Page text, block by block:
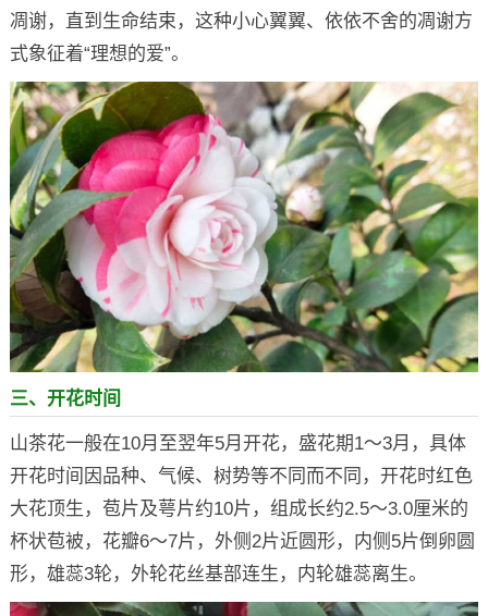
凋谢，直到生命结束，这种小心翼翼、依依不舍的凋谢方
式象征着“理想的爱”。
三、开花时间
山茶花一般在10月至翌年5月开花，盛花期1～3月，具体
开花时间因品种、气候、树势等不同而不同，开花时红色
大花顶生，苞片及萼片约10片，组成长约2.5～3.0厘米的
杯状苞被，花瓣6～7片，外侧2片近圆形，内侧5片倒卵圆
形，雄蕊3轮，外轮花丝基部连生，内轮雄蕊离生。